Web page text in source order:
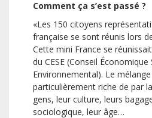
Comment ça s’est passé ?
«Les 150 citoyens
française se sont réunis lors
Cette mini France se
du CESE (Conseil Économique
Environnemental). Le
particulièrement riche de par
gens, leur culture, leurs
sociologique, leur âge…